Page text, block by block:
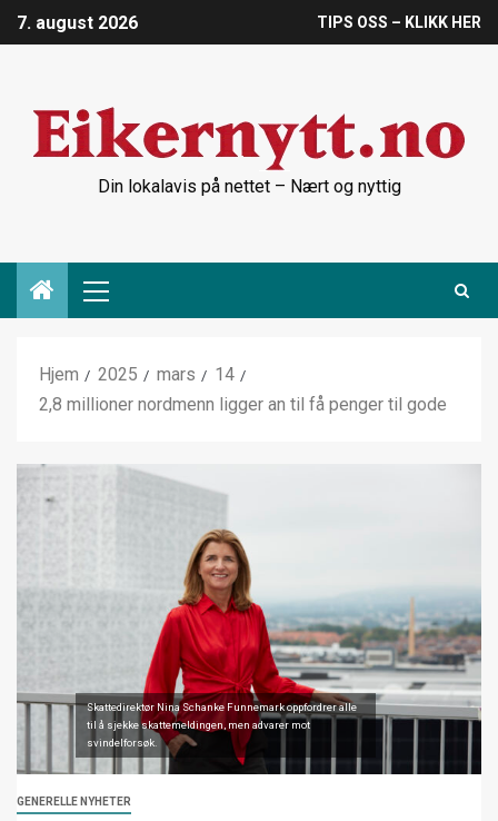
7. august 2026 TIPS OSS – KLIKK HER
Din lokalavis på nettet – Nært og nyttig
Hjem 2025 mars
14
2,8 millioner nordmenn ligger an til få penger til gode
Skattedirektør Nina Schanke Funnemark oppfordrer alle
til å sjekke skattemeldingen, men advarer mot
svindelforsøk.
GENERELLE NYHETER